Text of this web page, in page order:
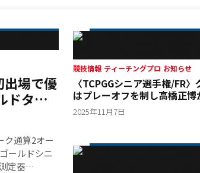
出場で優
ドタイ
ク通算2オー
ールドシニ
定器
競技情報 ティーチングプロ お知らせ
〈TCPGGシニア選手権/FR〉
はプレーオフを制し高橋正博
ゴールドは伊藤正己が大会初
2025年11月7日